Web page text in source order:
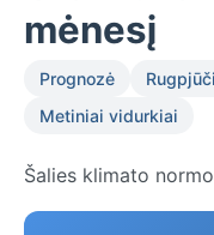
mėnesį
Prognozė
Metiniai vidurkiai
Šalies klimato